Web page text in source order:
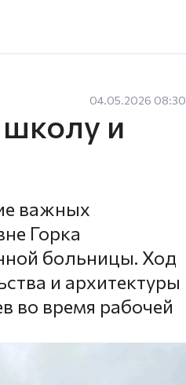
04.05.2026 08:30
школу и
важных
Горка
больницы. Ход
и архитектуры
во время рабочей